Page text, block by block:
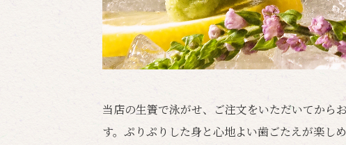
当店の生簀で泳がせ、ご注文をいただいてから
す。ぷりぷりした身と心地よい歯ごたえが楽し